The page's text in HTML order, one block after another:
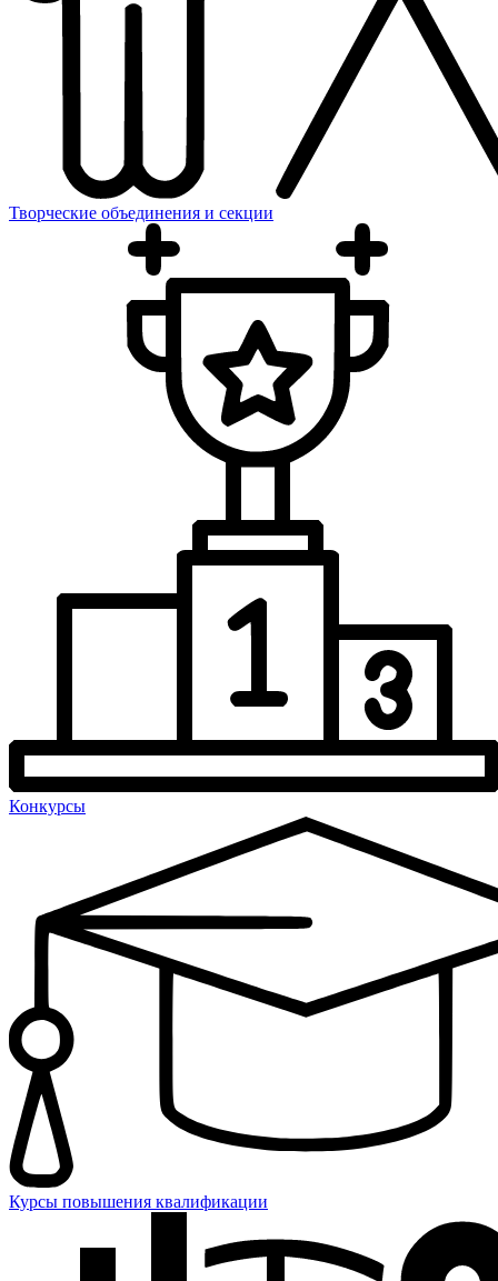
Творческие объединения и секции
Конкурсы
Курсы повышения квалификации